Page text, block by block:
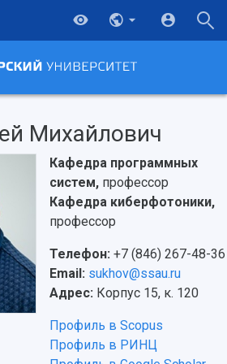
Михайлович
Кафедра программных
систем, профессор
Кафедра киберфотоники,
профессор
Телефон: +7 (846) 267-48-36
Email: sukhov@ssau.ru
Адрес: Корпус 15, к. 120
Профиль в Scopus
Профиль в РИНЦ